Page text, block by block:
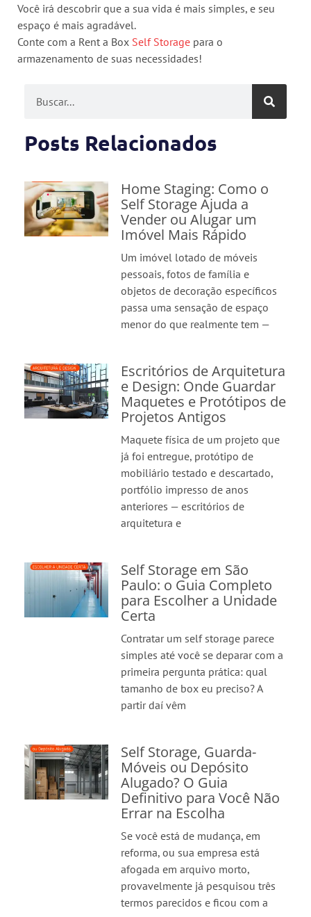
Você irá descobrir que a sua vida é mais simples, e seu
espaço é mais agradável.
Conte com a Rent a Box Self Storage para o
armazenamento de suas necessidades!
Posts Relacionados
Home Staging: Como o
Self Storage Ajuda a
Vender ou Alugar um
Imóvel Mais Rápido
Um imóvel lotado de móveis
pessoais, fotos de família e
objetos de decoração específicos
passa uma sensação de espaço
menor do que realmente tem —
Escritórios de Arquitetura
e Design: Onde Guardar
Maquetes e Protótipos de
Projetos Antigos
Maquete física de um projeto que
já foi entregue, protótipo de
mobiliário testado e descartado,
portfólio impresso de anos
anteriores — escritórios de
arquitetura e
Self Storage em São
Paulo: o Guia Completo
para Escolher a Unidade
Certa
Contratar um self storage parece
simples até você se deparar com a
primeira pergunta prática: qual
tamanho de box eu preciso? A
partir daí vêm
Self Storage, Guarda-
Móveis ou Depósito
Alugado? O Guia
Definitivo para Você Não
Errar na Escolha
Se você está de mudança, em
reforma, ou sua empresa está
afogada em arquivo morto,
provavelmente já pesquisou três
termos parecidos e ficou com a